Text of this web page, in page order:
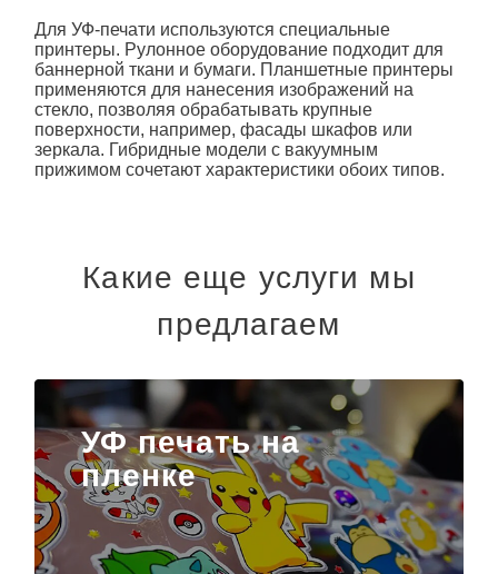
Для УФ-печати используются специальные
принтеры. Рулонное оборудование подходит для
баннерной ткани и бумаги. Планшетные принтеры
применяются для нанесения изображений на
стекло, позволяя обрабатывать крупные
поверхности, например, фасады шкафов или
зеркала. Гибридные модели с вакуумным
прижимом сочетают характеристики обоих типов.
Какие еще услуги мы
предлагаем
УФ печать на
пленке